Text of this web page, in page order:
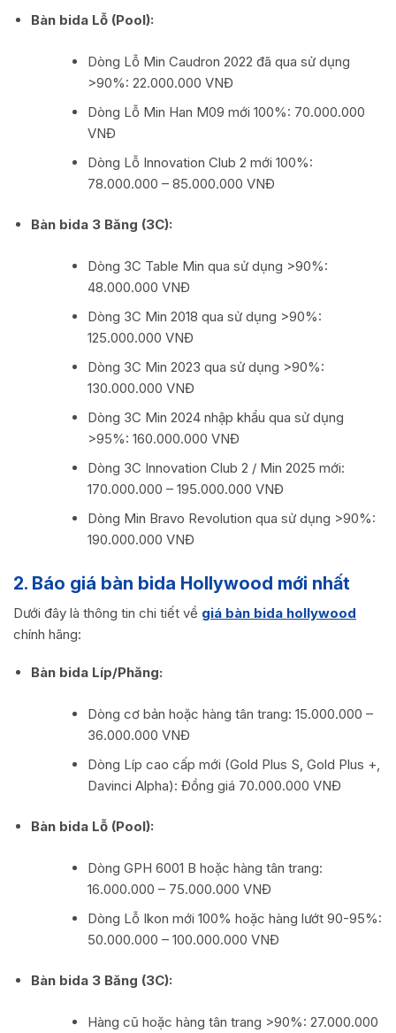
Bàn bida Lỗ (Pool):
Dòng Lỗ Min Caudron 2022 đã qua sử dụng
>90%: 22.000.000 VNĐ
Dòng Lỗ Min Han M09 mới 100%: 70.000.000
VNĐ
Dòng Lỗ Innovation Club 2 mới 100%:
78.000.000 – 85.000.000 VNĐ
Bàn bida 3 Băng (3C):
Dòng 3C Table Min qua sử dụng >90%:
48.000.000 VNĐ
Dòng 3C Min 2018 qua sử dụng >90%:
125.000.000 VNĐ
Dòng 3C Min 2023 qua sử dụng >90%:
130.000.000 VNĐ
Dòng 3C Min 2024 nhập khẩu qua sử dụng
>95%: 160.000.000 VNĐ
Dòng 3C Innovation Club 2 / Min 2025 mới:
170.000.000 – 195.000.000 VNĐ
Dòng Min Bravo Revolution qua sử dụng >90%:
190.000.000 VNĐ
2. Báo giá bàn bida Hollywood mới nhất
Dưới đây là thông tin chi tiết về giá bàn bida hollywood
chính hãng:
Bàn bida Líp/Phăng:
Dòng cơ bản hoặc hàng tân trang: 15.000.000 –
36.000.000 VNĐ
Dòng Líp cao cấp mới (Gold Plus S, Gold Plus +,
Davinci Alpha): Đồng giá 70.000.000 VNĐ
Bàn bida Lỗ (Pool):
Dòng GPH 6001 B hoặc hàng tân trang:
16.000.000 – 75.000.000 VNĐ
Dòng Lỗ Ikon mới 100% hoặc hàng lướt 90-95%:
50.000.000 – 100.000.000 VNĐ
Bàn bida 3 Băng (3C):
Hàng cũ hoặc hàng tân trang >90%: 27.000.000